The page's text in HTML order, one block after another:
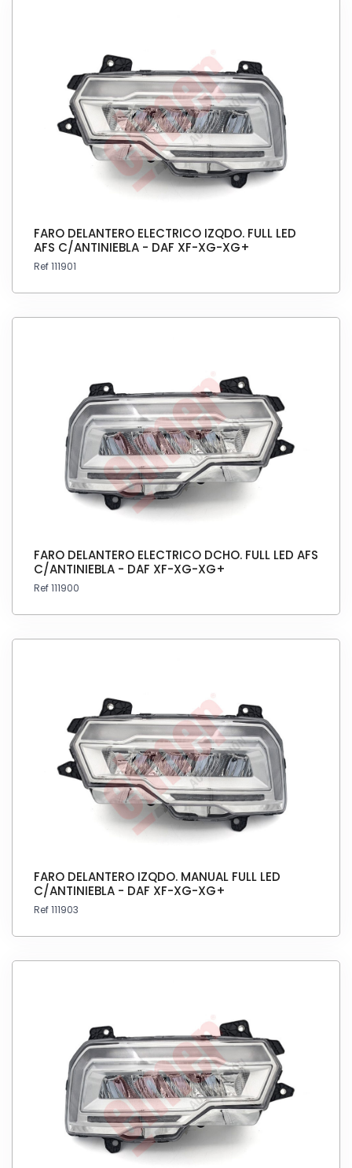
FARO DELANTERO ELECTRICO IZQDO. FULL LED
AFS C/ANTINIEBLA - DAF XF-XG-XG+
Ref 111901
FARO DELANTERO ELECTRICO DCHO. FULL LED AFS
C/ANTINIEBLA - DAF XF-XG-XG+
Ref 111900
FARO DELANTERO IZQDO. MANUAL FULL LED
C/ANTINIEBLA - DAF XF-XG-XG+
Ref 111903